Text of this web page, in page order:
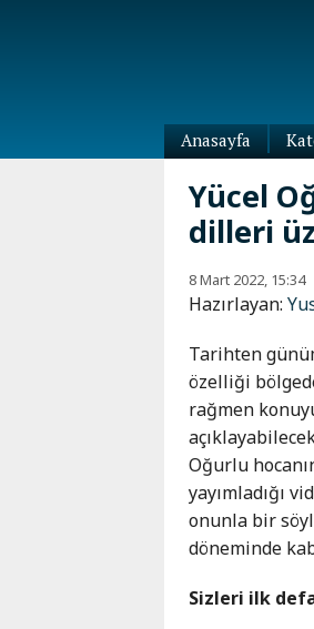
Anasayfa
Ötesi
Yücel
dilleri
8 Mart 2022, 15:34
Hazırlayan:
Tarihten
özelliği
rağmen
Oğurlu
yayımladığı
onunla bir
döneminde
Sizleri ilk